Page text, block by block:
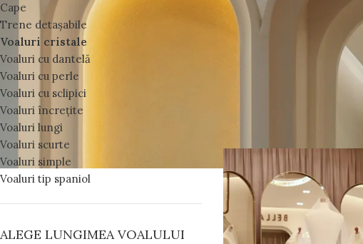
Cape
Trene detașabile
Voaluri cristale
Voaluri cu dantelă
Voaluri cu perle
Voaluri cu sclipici
Voaluri încrețite
Voaluri lungi
Voaluri scurte
Voaluri simple
Voaluri tip spaniol
ALEGE LUNGIMEA VOALULUI
Există voaluri care
Voalul de mireasă cu
câte una, pentru un efect